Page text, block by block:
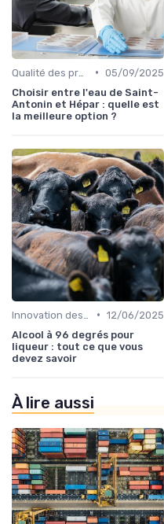
• 05/09/2025
Choisir entre l'eau de Saint-
Antonin et Hépar : quelle est
la meilleure option ?
• 12/06/2025
Alcool à 96 degrés pour
liqueur : tout ce que vous
devez savoir
À lire aussi